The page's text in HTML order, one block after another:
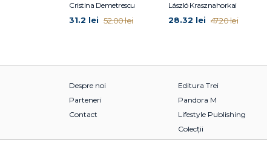
Cristina Demetrescu
31.2 lei 52.00 lei
László Krasznahorkai
28.32 lei 47.20 lei
Despre noi
Parteneri
Contact
Editura Trei
Pandora M
Lifestyle Publishing
Colecții